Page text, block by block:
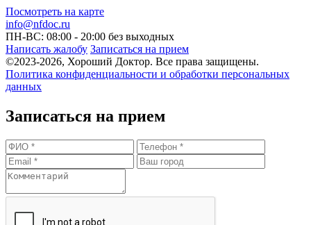
Посмотреть на карте
info@nfdoc.ru
ПН-ВС: 08:00 - 20:00 без выходных
Написать жалобу Записаться на прием
©2023-2026, Хороший Доктор. Все права защищены.
Политика конфиденциальности и обработки персональных
данных
Записаться на прием